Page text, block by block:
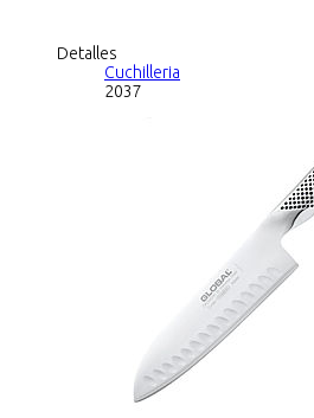
Detalles
Cuchilleria
2037